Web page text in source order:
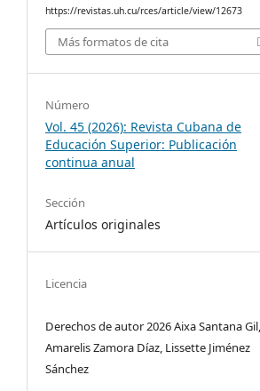
https://revistas.uh.cu/rces/article/view/12673
Más formatos de cita
Número
Vol. 45 (2026): Revista Cubana de
Educación Superior: Publicación
continua anual
Sección
Artículos originales
Licencia
Derechos de autor 2026 Aixa Santana Gil,
Amarelis Zamora Díaz, Lissette Jiménez
Sánchez